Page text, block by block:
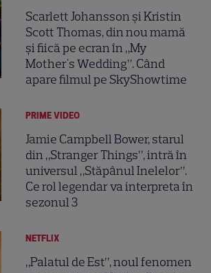
Scarlett Johansson și Kristin
Scott Thomas, din nou mamă
și fiică pe ecran în „My
Mother's Wedding”. Când
apare filmul pe SkyShowtime
PRIME VIDEO
Jamie Campbell Bower, starul
din „Stranger Things”, intră în
universul „Stăpânul Inelelor”.
Ce rol legendar va interpreta în
sezonul 3
NETFLIX
„Palatul de Est”, noul fenomen